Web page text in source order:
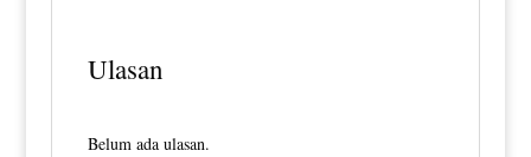
Ulasan
Belum ada ulasan.